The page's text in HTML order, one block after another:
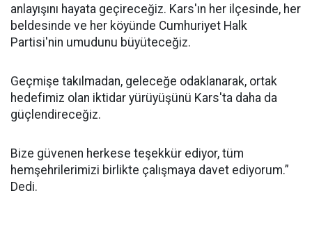
anlayışını hayata geçireceğiz. Kars'ın her ilçesinde, her
beldesinde ve her köyünde Cumhuriyet Halk
Partisi'nin umudunu büyüteceğiz.
Geçmişe takılmadan, geleceğe odaklanarak, ortak
hedefimiz olan iktidar yürüyüşünü Kars'ta daha da
güçlendireceğiz.
Bize güvenen herkese teşekkür ediyor, tüm
hemşehrilerimizi birlikte çalışmaya davet ediyorum.”
Dedi.